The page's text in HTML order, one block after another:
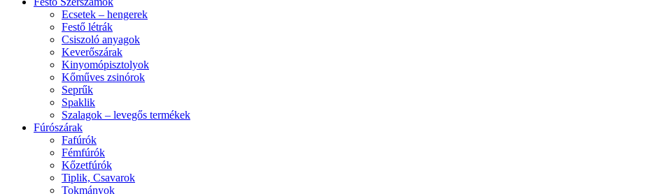
Ecsetek – hengerek
Festő létrák
Csiszoló anyagok
Keverőszárak
Kinyomópisztolyok
Kőműves zsinórok
Seprűk
Spaklik
Szalagok – levegős termékek
Fúrószárak
Fafúrók
Fémfúrók
Kőzetfúrók
Tiplik, Csavarok
Tokmányok